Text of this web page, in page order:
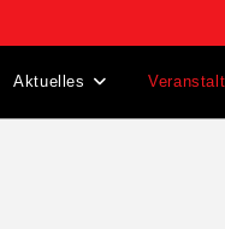
Aktuelles